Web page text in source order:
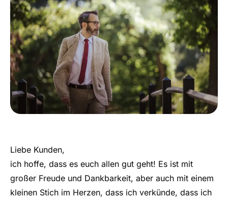
Liebe Kunden,
ich hoffe, dass es euch allen gut geht! Es ist mit
großer Freude und Dankbarkeit, aber auch mit einem
kleinen Stich im Herzen, dass ich verkünde, dass ich